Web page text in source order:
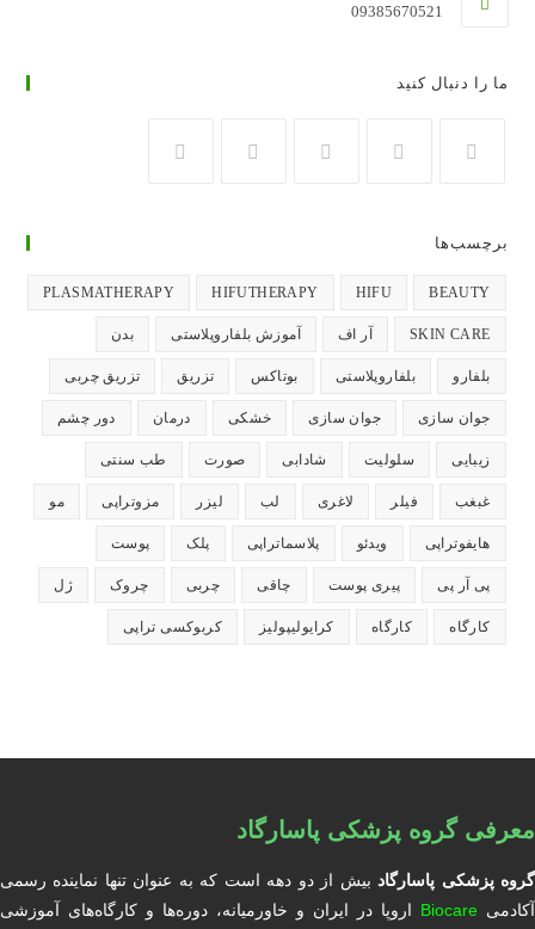
09385670521
ما را دنبال کنید
جدید
باز
باز
باز
باز
باز
برچسب‌ها
BEAUTY
HIFU
HIFUTHERAPY
PLASMATHERAPY
SKIN CARE آر اف آموزش بلفاروپلاستی بدن
بلفارو بلفاروپلاستی بوتاکس تزریق تزریق چربی
جوان سازی جوان سازی خشکی درمان دور چشم
زیبایی سلولیت شادابی صورت طب سنتی
غبغب فیلر لاغری لب لیزر مزوتراپی مو
هایفوتراپی ویدئو پلاسماتراپی پلک پوست
پی آر پی پیری پوست چاقی چربی چروک ژل
کارگاه کارگاه کرایولیپولیز کربوکسی تراپی
معرفی گروه پزشکی پاسارگاد
گروه پزشکی پاسارگادبیش از دو دهه است که به عنوان تنها نماینده رسمی
آکادمی Biocare اروپا در ایران و خاورمیانه، دوره‌ها و کارگاه‌های آموزشی